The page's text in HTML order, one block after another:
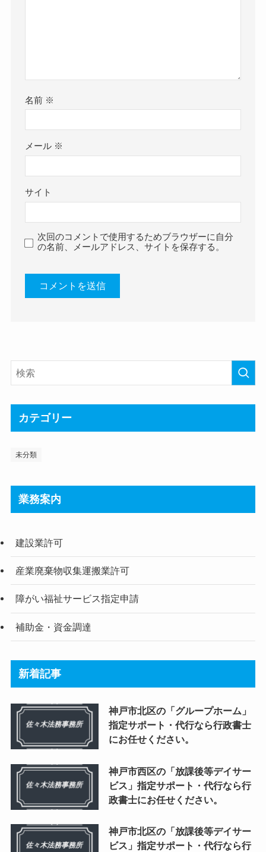
名前 ※
メール ※
サイト
次回のコメントで使用するためブラウザーに自分
の名前、メールアドレス、サイトを保存する。
カテゴリー
未分類
業務案内
建設業許可
産業廃棄物収集運搬業許可
障がい福祉サービス指定申請
補助金・資金調達
新着記事
神戸市北区の「グループホーム」
指定サポート・代行なら行政書士
にお任せください。
神戸市西区の「放課後等デイサー
ビス」指定サポート・代行なら行
政書士にお任せください。
神戸市北区の「放課後等デイサー
ビス」指定サポート・代行なら行